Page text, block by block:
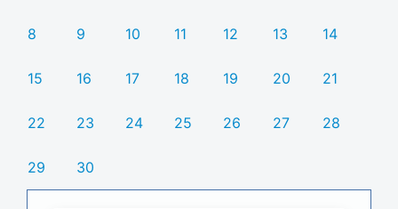
8 9 10 11 12 13 14
15 16 17 18 19 20 21
22 23 24 25 26 27 28
29 30